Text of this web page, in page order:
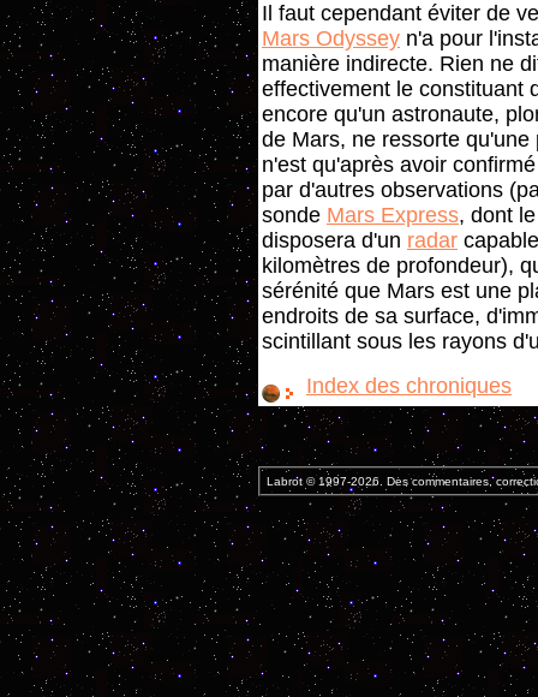
Il faut cependant éviter de
Mars Odyssey n'a pour
manière indirecte. Rien ne
effectivement le constituant
encore qu'un astronaute,
de Mars, ne ressorte
n'est qu'après avoir
par d'autres observations
sonde Mars Express, dont
disposera d'un radar
kilomètres de profondeur),
sérénité que Mars est une
endroits de sa surface,
scintillant sous les rayons
Index des chroniques
Labrot © 1997-2026. Des commentaires,